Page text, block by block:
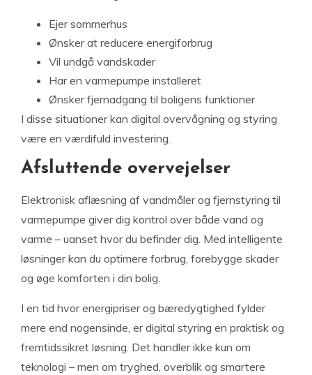
Ejer sommerhus
Ønsker at reducere energiforbrug
Vil undgå vandskader
Har en varmepumpe installeret
Ønsker fjernadgang til boligens funktioner
I disse situationer kan digital overvågning og styring
være en værdifuld investering.
Afsluttende overvejelser
Elektronisk aflæsning af vandmåler og fjernstyring til
varmepumpe giver dig kontrol over både vand og
varme – uanset hvor du befinder dig. Med intelligente
løsninger kan du optimere forbrug, forebygge skader
og øge komforten i din bolig.
I en tid hvor energipriser og bæredygtighed fylder
mere end nogensinde, er digital styring en praktisk og
fremtidssikret løsning. Det handler ikke kun om
teknologi – men om tryghed, overblik og smartere